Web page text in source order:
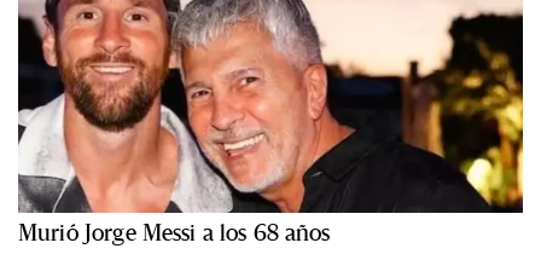
Murió Jorge Messi a los 68 años